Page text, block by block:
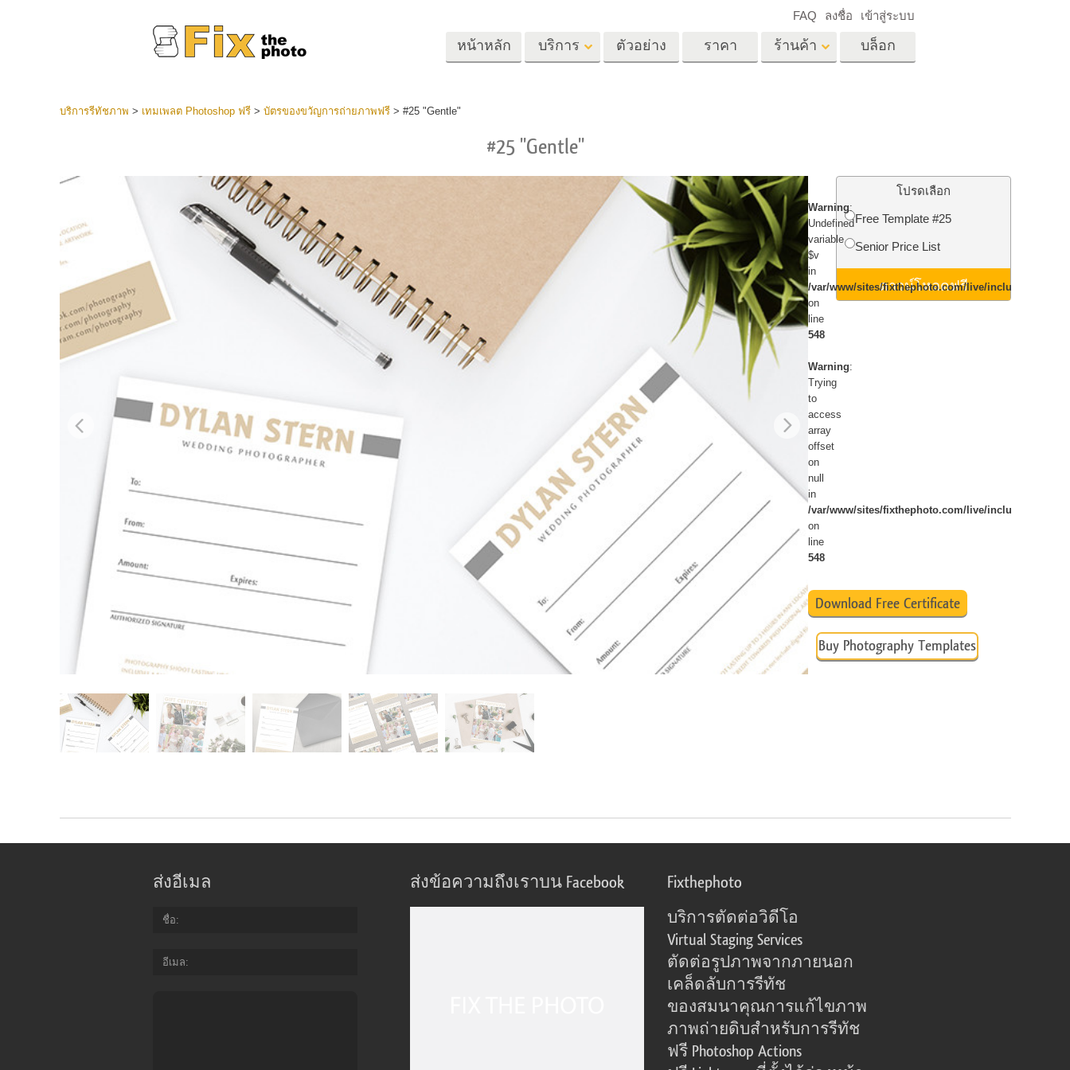
หน้าหลัก บริการ
อสังหาริมทรัพย์
บริการแก้ไขภาพงาน
แต่งงาน
โมเดลเสื้อผ้าที่สร้างโดย AI การจัดการรูปภาพ ถ่ายรูปเป็นบริการ
ข้อมูลการฝึกอบรม AI Video Editing Services
ตัวอย่าง ราคา ร้านค้า
Lightroom
พรีเซ็ตข้อเสนอที่ดีที่สุด
คอลเลกชันมือถือ
Photoshop Actions
Ps ซ้อนทับคอลเลกชัน
การ์ดวันวาเลนไทน์
คำเชิญงานแต่งงาน
คำเชิญวันเกิดของเด็ก
บล็อก
FAQ ลงชื่อ เข้าสู่ระบบ
บริการรีทัชภาพ > เทมเพลต Photoshop ฟรี> บัตรของขวัญการถ่ายภาพฟรี> #25 "Gentle"
#25 "Gentle"
โปรดเลือก
Free Template #25
Senior Price List
ดาวน์โหลดฟรี
Warning:
Undefined
variable
$v
in
/var/www/sites/fixthephoto.com/live/includes/
on
line
548
Warning:
Trying
to
access
array
offset
on
null
in
/var/www/sites/fixthephoto.com/live/includes/
on
line
548
Download Free Certificate
Buy Photography Templates
ส่งอีเมล
ชื่อ
อีเมล
ส่งข้อความถึงเราบน Facebook Fixthephoto
บริการตัดต่อวิดีโอ
Virtual Staging Services
ตัดต่อรูปภาพจากภายนอก
เคล็ดลับการรีทัช
ของสมนาคุณการแก้ไขภาพ
ภาพถ่ายดิบสำหรับการรีทัช
ฟรี Photoshop Actions